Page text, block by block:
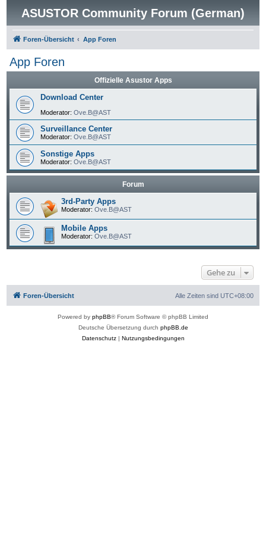
ASUSTOR Community Forum (German)
Foren-Übersicht App Foren
App Foren
Offizielle Asustor Apps
Download Center
Moderator: Ove.B@AST
Surveillance Center
Moderator: Ove.B@AST
Sonstige Apps
Moderator: Ove.B@AST
Forum
3rd-Party Apps
Moderator: Ove.B@AST
Mobile Apps
Moderator: Ove.B@AST
Gehe zu
Foren-Übersicht Alle Zeiten sind UTC+08:00
Powered by phpBB® Forum Software © phpBB Limited
Deutsche Übersetzung durch phpBB.de
Datenschutz| Nutzungsbedingungen